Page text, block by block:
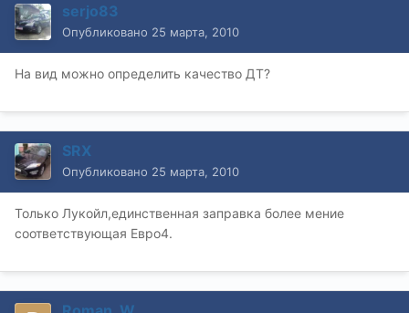
serjo83
Опубликовано 25 марта, 2010
На вид можно определить качество ДТ?
SRX
Опубликовано 25 марта, 2010
Только Лукойл,единственная заправка более мение
соответствующая Евро4.